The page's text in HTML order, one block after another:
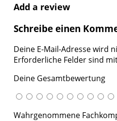
Add a review
Schreibe einen
Deine E-Mail-Adresse wird
Erforderliche Felder sind
Deine Gesamtbewertung
Wahrgenommene